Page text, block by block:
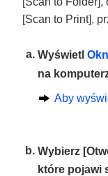
[Scan to Print],
Wyświetl
na
Aby
Wybierz
które pojawi